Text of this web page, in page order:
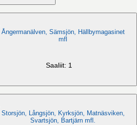
Ångermanälven, Sämsjön, Hällbymagasinet
mfl
Saaliit: 1
Storsjön, Långsjön, Kyrksjön, Matnäsviken,
Svartsjön, Bartjärn mfl.